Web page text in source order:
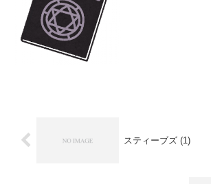
スティーブズ (1)